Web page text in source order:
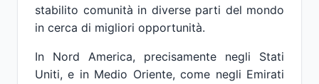
stabilito comunità in diverse parti del mondo
in cerca di migliori opportunità.
In Nord America, precisamente negli Stati
Uniti, e in Medio Oriente, come negli Emirati